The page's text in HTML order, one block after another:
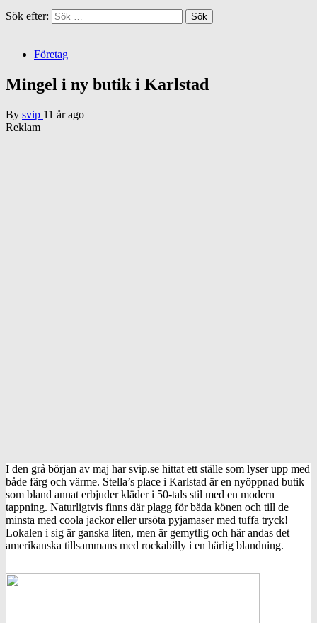
Sök efter:
Företag
Mingel i ny butik i Karlstad
By svip 11 år ago
Reklam
I den grå början av maj har svip.se hittat ett ställe som lyser upp med
både färg och värme. Stella’s place i Karlstad är en nyöppnad butik
som bland annat erbjuder kläder i 50-tals stil med en modern
tappning. Naturligtvis finns där plagg för båda könen och till de
minsta med coola jackor eller ursöta pyjamaser med tuffa tryck!
Lokalen i sig är ganska liten, men är gemytlig och här andas det
amerikanska tillsammans med rockabilly i en härlig blandning.